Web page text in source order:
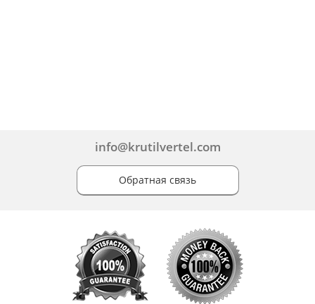
info@krutilvertel.com
Обратная связь